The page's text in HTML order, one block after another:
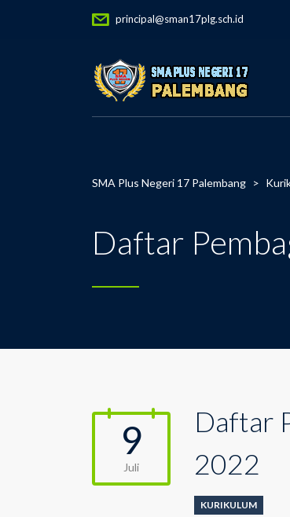
principal@sman17plg.sch.id
SMA Plus Negeri 17 Palembang >
Daftar
9
Juli
Daftar
2022
KURIKULUM